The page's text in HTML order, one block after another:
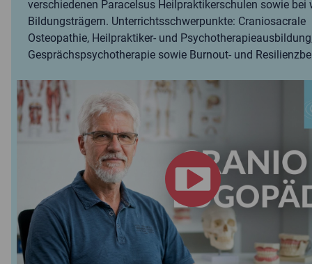
verschiedenen Paracelsus Heilpraktikerschulen sowie bei
Bildungsträgern. Unterrichtsschwerpunkte: Craniosacrale
Osteopathie, Heilpraktiker- und
Gesprächspsychotherapie sowie Burnout- und